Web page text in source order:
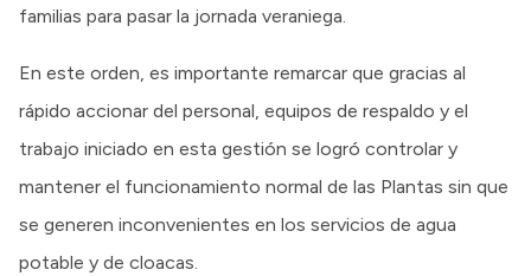
familias para pasar la jornada veraniega.
En este orden, es importante remarcar que gracias al
rápido accionar del personal, equipos de respaldo y el
trabajo iniciado en esta gestión se logró controlar y
mantener el funcionamiento normal de las Plantas sin que
se generen inconvenientes en los servicios de agua
potable y de cloacas.